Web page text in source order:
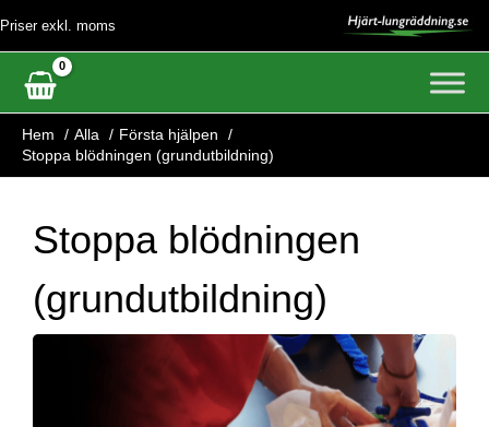
innehåll
Priser exkl. moms
Hem Alla
Första hjälpen
Stoppa blödningen (grundutbildning)
Stoppa blödningen
(grundutbildning)